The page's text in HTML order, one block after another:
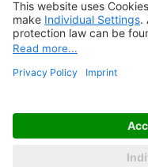
Actualités
Salons et événements
© 2026 HAVER & BOECKER OHG